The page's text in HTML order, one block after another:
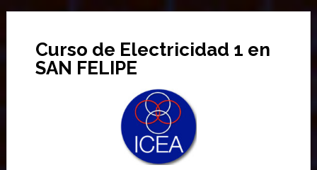
Curso de Electricidad 1 en
SAN FELIPE